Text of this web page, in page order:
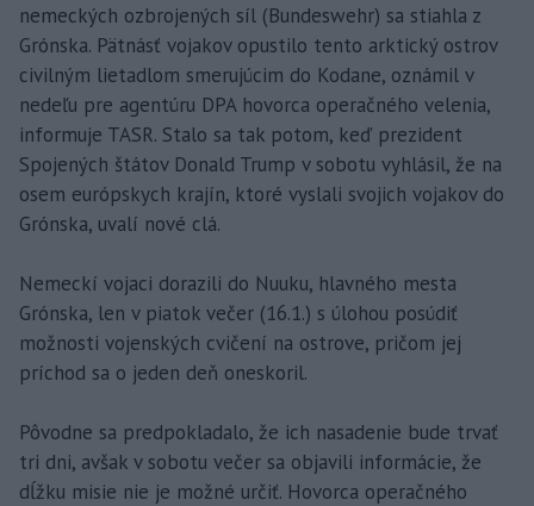
nemeckých ozbrojených síl (Bundeswehr) sa stiahla z
Grónska. Pätnásť vojakov opustilo tento arktický ostrov
civilným lietadlom smerujúcim do Kodane, oznámil v
nedeľu pre agentúru DPA hovorca operačného velenia,
informuje TASR. Stalo sa tak potom, keď prezident
Spojených štátov Donald Trump v sobotu vyhlásil, že na
osem európskych krajín, ktoré vyslali svojich vojakov do
Grónska, uvalí nové clá.
Nemeckí vojaci dorazili do Nuuku, hlavného mesta
Grónska, len v piatok večer (16.1.) s úlohou posúdiť
možnosti vojenských cvičení na ostrove, pričom jej
príchod sa o jeden deň oneskoril.
Pôvodne sa predpokladalo, že ich nasadenie bude trvať
tri dni, avšak v sobotu večer sa objavili informácie, že
dĺžku misie nie je možné určiť. Hovorca operačného